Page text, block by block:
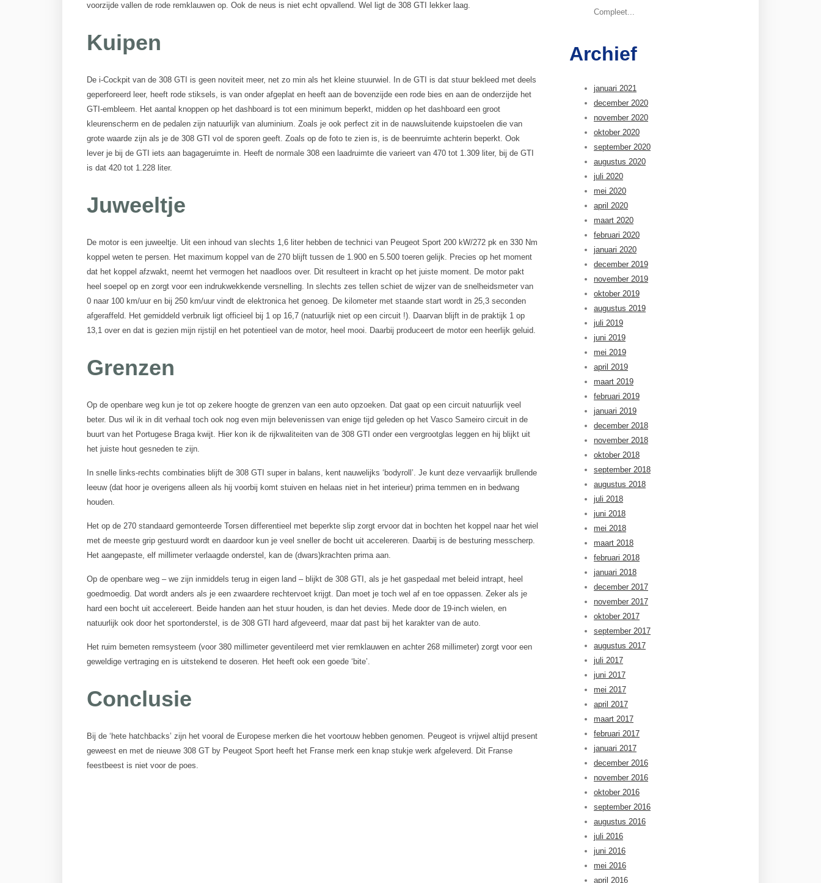
voorzijde vallen de rode remklauwen op. Ook de neus is niet echt opvallend. Wel ligt de 308 GTI lekker laag.
Kuipen
De i-Cockpit van de 308 GTI is geen noviteit meer, net zo min als het kleine stuurwiel. In de GTI is dat stuur bekleed met deels
geperforeerd leer, heeft rode stiksels, is van onder afgeplat en heeft aan de bovenzijde een rode bies en aan de onderzijde het
GTI-embleem. Het aantal knoppen op het dashboard is tot een minimum beperkt, midden op het dashboard een groot
kleurenscherm en de pedalen zijn natuurlijk van aluminium. Zoals je ook perfect zit in de nauwsluitende kuipstoelen die van
grote waarde zijn als je de 308 GTI vol de sporen geeft. Zoals op de foto te zien is, is de beenruimte achterin beperkt. Ook
lever je bij de GTI iets aan bagageruimte in. Heeft de normale 308 een laadruimte die varieert van 470 tot 1.309 liter, bij de GTI
is dat 420 tot 1.228 liter.
Juweeltje
De motor is een juweeltje. Uit een inhoud van slechts 1,6 liter hebben de technici van Peugeot Sport 200 kW/272 pk en 330 Nm
koppel weten te persen. Het maximum koppel van de 270 blijft tussen de 1.900 en 5.500 toeren gelijk. Precies op het moment
dat het koppel afzwakt, neemt het vermogen het naadloos over. Dit resulteert in kracht op het juiste moment. De motor pakt
heel soepel op en zorgt voor een indrukwekkende versnelling. In slechts zes tellen schiet de wijzer van de snelheidsmeter van
0 naar 100 km/uur en bij 250 km/uur vindt de elektronica het genoeg. De kilometer met staande start wordt in 25,3 seconden
afgeraffeld. Het gemiddeld verbruik ligt officieel bij 1 op 16,7 (natuurlijk niet op een circuit !). Daarvan blijft in de praktijk 1 op
13,1 over en dat is gezien mijn rijstijl en het potentieel van de motor, heel mooi. Daarbij produceert de motor een heerlijk geluid.
Grenzen
Op de openbare weg kun je tot op zekere hoogte de grenzen van een auto opzoeken. Dat gaat op een circuit natuurlijk veel
beter. Dus wil ik in dit verhaal toch ook nog even mijn belevenissen van enige tijd geleden op het Vasco Sameiro circuit in de
buurt van het Portugese Braga kwijt. Hier kon ik de rijkwaliteiten van de 308 GTI onder een vergrootglas leggen en hij blijkt uit
het juiste hout gesneden te zijn.
In snelle links-rechts combinaties blijft de 308 GTI super in balans, kent nauwelijks ‘bodyroll’. Je kunt deze vervaarlijk brullende
leeuw (dat hoor je overigens alleen als hij voorbij komt stuiven en helaas niet in het interieur) prima temmen en in bedwang
houden.
Het op de 270 standaard gemonteerde Torsen differentieel met beperkte slip zorgt ervoor dat in bochten het koppel naar het wiel
met de meeste grip gestuurd wordt en daardoor kun je veel sneller de bocht uit accelereren. Daarbij is de besturing messcherp.
Het aangepaste, elf millimeter verlaagde onderstel, kan de (dwars)krachten prima aan.
Op de openbare weg – we zijn inmiddels terug in eigen land – blijkt de 308 GTI, als je het gaspedaal met beleid intrapt, heel
goedmoedig. Dat wordt anders als je een zwaardere rechtervoet krijgt. Dan moet je toch wel af en toe oppassen. Zeker als je
hard een bocht uit accelereert. Beide handen aan het stuur houden, is dan het devies. Mede door de 19-inch wielen, en
natuurlijk ook door het sportonderstel, is de 308 GTI hard afgeveerd, maar dat past bij het karakter van de auto.
Het ruim bemeten remsysteem (voor 380 millimeter geventileerd met vier remklauwen en achter 268 millimeter) zorgt voor een
geweldige vertraging en is uitstekend te doseren. Het heeft ook een goede ‘bite’.
Conclusie
Bij de ‘hete hatchbacks’ zijn het vooral de Europese merken die het voortouw hebben genomen. Peugeot is vrijwel altijd present
geweest en met de nieuwe 308 GT by Peugeot Sport heeft het Franse merk een knap stukje werk afgeleverd. Dit Franse
feestbeest is niet voor de poes.
Compleet...
Archief
januari 2021
december 2020
november 2020
oktober 2020
september 2020
augustus 2020
juli 2020
mei 2020
april 2020
maart 2020
februari 2020
januari 2020
december 2019
november 2019
oktober 2019
augustus 2019
juli 2019
juni 2019
mei 2019
april 2019
maart 2019
februari 2019
januari 2019
december 2018
november 2018
oktober 2018
september 2018
augustus 2018
juli 2018
juni 2018
mei 2018
maart 2018
februari 2018
januari 2018
december 2017
november 2017
oktober 2017
september 2017
augustus 2017
juli 2017
juni 2017
mei 2017
april 2017
maart 2017
februari 2017
januari 2017
december 2016
november 2016
oktober 2016
september 2016
augustus 2016
juli 2016
juni 2016
mei 2016
april 2016